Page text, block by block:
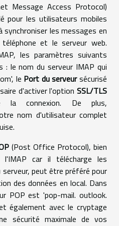
Message Access Protocol)
pour les utilisateurs mobiles
synchroniser les messages en
et le serveur web.
les paramètres suivants
: le nom du serveur IMAP qui
le Port du serveursécurisé
d'activer l'option SSL/TLS
connexion. De plus,
nom d'utilisateur complet
(Post Office Protocol), bien
car il télécharge les
peut être préféré pour
des données en local. Dans
POP est 'pop-mail. outlook.
également avec le cryptage
sécurité maximale de vos